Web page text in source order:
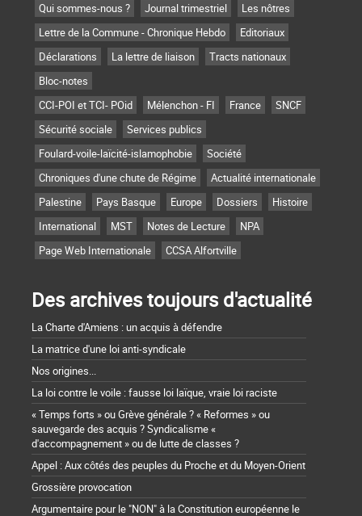
Qui sommes-nous ? Journal trimestriel
Les nôtres
Lettre de la Commune - Chronique Hebdo
Editoriaux
Déclarations
La lettre de liaison
Tracts nationaux
Bloc-notes
CCI-POI et TCI- POid
Mélenchon - FI France
SNCF
Sécurité sociale
Services publics
Foulard-voile-laïcité-islamophobie
Société
Chroniques d'une chute de Régime
Actualité internationale
Palestine
Pays Basque Europe Dossiers
Histoire
International
MST Notes de Lecture
NPA
Page Web Internationale
CCSA Alfortville
Des archives toujours d'actualité
La Charte d'Amiens : un acquis à défendre
La matrice d'une loi anti-syndicale
Nos origines...
La loi contre le voile : fausse loi laïque, vraie loi raciste
« Temps forts » ou Grève générale ? « Reformes » ou
sauvegarde des acquis ? Syndicalisme «
d'accompagnement » ou de lutte de classes ?
Appel : Aux côtés des peuples du Proche et du Moyen-Orient
Grossière provocation
Argumentaire pour le "NON" à la Constitution européenne le